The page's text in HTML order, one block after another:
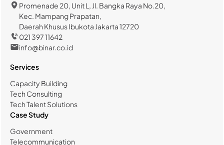
Promenade 20, Unit L, Jl. Bangka Raya No.20,
Kec. Mampang Prapatan,
Daerah Khusus Ibukota Jakarta 12720
021 397 11642
info@binar.co.id
Services
Capacity Building
Tech Consulting
Tech Talent Solutions
Case Study
Government
Telecommunication